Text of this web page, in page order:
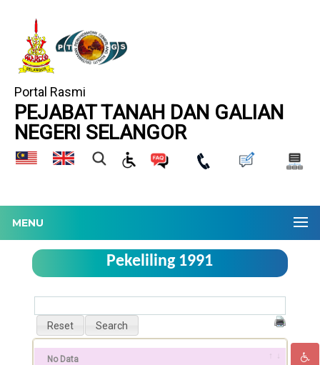
Portal Rasmi
PEJABAT TANAH DAN GALIAN
NEGERI SELANGOR
MENU
Pekeliling 1991
No Data